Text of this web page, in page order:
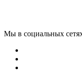
Мы в социальных